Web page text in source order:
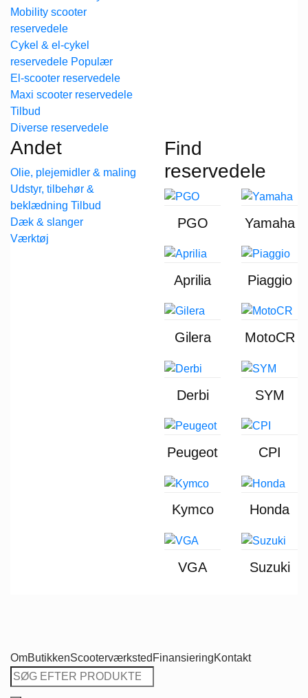
Mobility scooter
reservedele
Cykel & el-cykel
reservedele
El-scooter reservedele
Maxi scooter reservedele
Diverse reservedele
Andet
Olie, plejemidler & maling
Udstyr, tilbehør &
beklædning
Dæk & slanger
Værktøj
Find
reservedele
PGO Yamaha
Aprilia Piaggio
Gilera MotoCR
Derbi SYM
Peugeot CPI
Kymco Honda
VGA Suzuki
OmButikkenScooterværksted FinansieringKontakt
Søg
efter: